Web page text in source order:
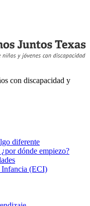
con discapacidad y
diferente
dónde empiezo?
Infancia (ECI)